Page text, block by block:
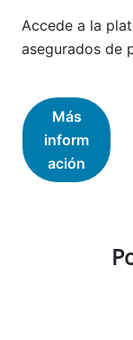
Accede a la
asegurados de
Más
inform
ación